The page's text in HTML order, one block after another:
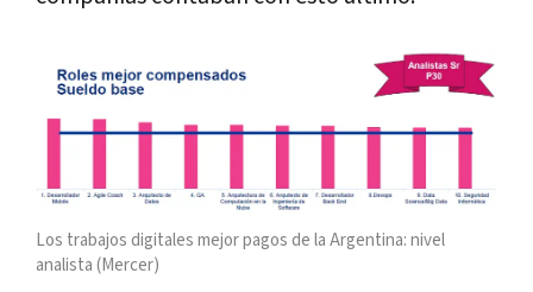
Los trabajos digitales mejor pagos de la Argentina: nivel
analista (Mercer)